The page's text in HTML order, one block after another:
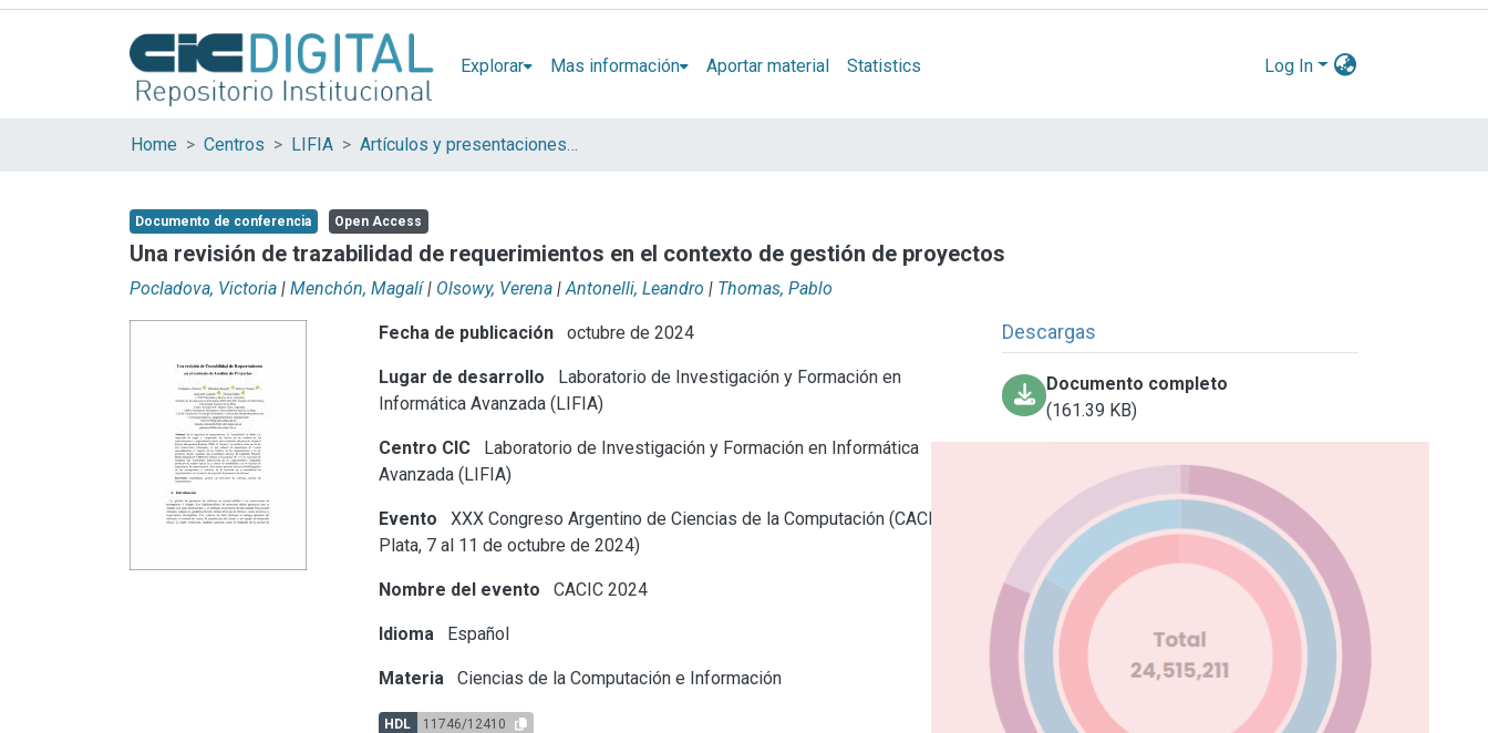
Explorar Mas información Aportar material Statistics Log In
Home Centros LIFIA Artículos y presentaciones en Congresos LIFIA
Documento de conferencia Open Access
Una revisión de trazabilidad de requerimientos en el contexto de gestión de proyectos
Pocladova, Victoria | Menchón, Magalí | Olsowy, Verena | Antonelli, Leandro | Thomas, Pablo
Fecha de publicación octubre de 2024
Lugar de desarrollo
Laboratorio de Investigación y Formación en
Informática Avanzada (LIFIA)
Centro CIC
Laboratorio de Investigación y Formación en Informática
Avanzada (LIFIA)
Evento
XXX Congreso Argentino de Ciencias de la Computación (CACIC) (La
Plata, 7 al 11 de octubre de 2024)
Nombre del evento CACIC 2024
Idioma Español
Materia Ciencias de la Computación e Información
HDL 11746/12410
Descargas
Documento completo
(161.39 KB)